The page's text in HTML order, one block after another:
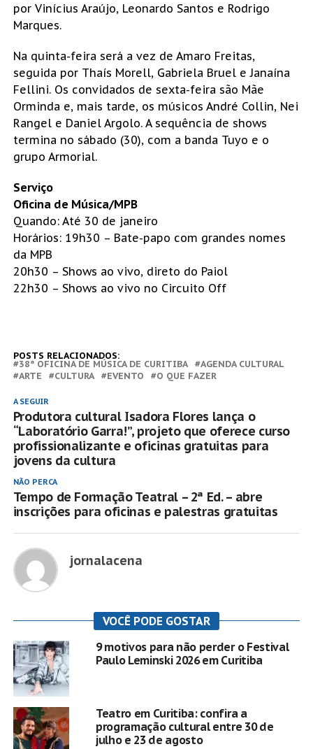
por Vinícius Araújo, Leonardo Santos e Rodrigo
Marques.
Na quinta-feira será a vez de Amaro Freitas,
seguida por Thaís Morell, Gabriela Bruel e Janaína
Fellini. Os convidados de sexta-feira são Mãe
Orminda e, mais tarde, os músicos André Collin, Nei
Rangel e Daniel Argolo. A sequência de shows
termina no sábado (30), com a banda Tuyo e o
grupo Armorial.
Serviço
Oficina de Música/MPB
Quando: Até 30 de janeiro
Horários: 19h30 – Bate-papo com grandes nomes
da MPB
20h30 – Shows ao vivo, direto do Paiol
22h30 – Shows ao vivo no Circuito Off
POSTS RELACIONADOS:
38ª OFICINA DE MÚSICA DE CURITIBA
AGENDA CULTURAL
ARTE
CULTURA EVENTO O QUE FAZER
A SEGUIR
Produtora cultural Isadora Flores lança o
“Laboratório Garra!”, projeto que oferece curso
profissionalizante e oficinas gratuitas para
jovens da cultura
NÃO PERCA
Tempo de Formação Teatral – 2ª Ed. – abre
inscrições para oficinas e palestras gratuitas
jornalacena
VOCÊ PODE GOSTAR
9 motivos para não perder o Festival
Paulo Leminski 2026 em Curitiba
Teatro em Curitiba: confira a
programação cultural entre 30 de
julho e 23 de agosto